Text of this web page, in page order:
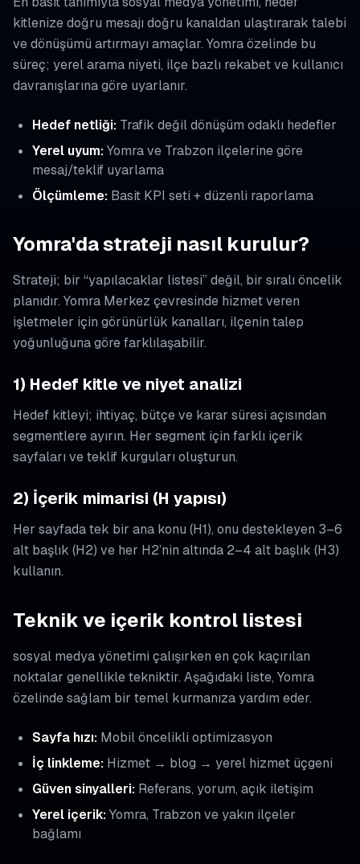
kitlenize doğru mesajı doğru kanaldan ulaştırarak talebi
ve dönüşümü artırmayı amaçlar. Yomra özelinde bu
süreç; yerel arama niyeti, ilçe bazlı rekabet ve kullanıcı
davranışlarına göre uyarlanır.
Hedef netliği: Trafik değil dönüşüm odaklı hedefler
Yerel uyum:Yomra ve Trabzon ilçelerine göre
mesaj/teklif uyarlama
Ölçümleme: Basit KPI seti + düzenli raporlama
Yomra'da strateji nasıl kurulur?
Strateji; bir “yapılacaklar listesi” değil, bir sıralı öncelik
planıdır. Yomra Merkez çevresinde hizmet veren
işletmeler için görünürlük kanalları, ilçenin talep
yoğunluğuna göre farklılaşabilir.
1) Hedef kitle ve niyet analizi
Hedef kitleyi; ihtiyaç, bütçe ve karar süresi açısından
segmentlere ayırın. Her segment için farklı içerik
sayfaları ve teklif kurguları oluşturun.
2) İçerik mimarisi (H yapısı)
Her sayfada tek bir ana konu (H1), onu destekleyen 3–6
alt başlık (H2) ve her H2’nin altında 2–4 alt başlık (H3)
kullanın.
Teknik ve içerik kontrol listesi
sosyal medya yönetimi çalışırken en çok kaçırılan
noktalar genellikle tekniktir. Aşağıdaki liste, Yomra
özelinde sağlam bir temel kurmanıza yardım eder.
Sayfa hızı: Mobil öncelikli optimizasyon
İç linkleme: Hizmet → blog → yerel hizmet üçgeni
Güven sinyalleri: Referans, yorum, açık iletişim
Yerel içerik:Yomra, Trabzon ve yakın ilçeler
bağlamı